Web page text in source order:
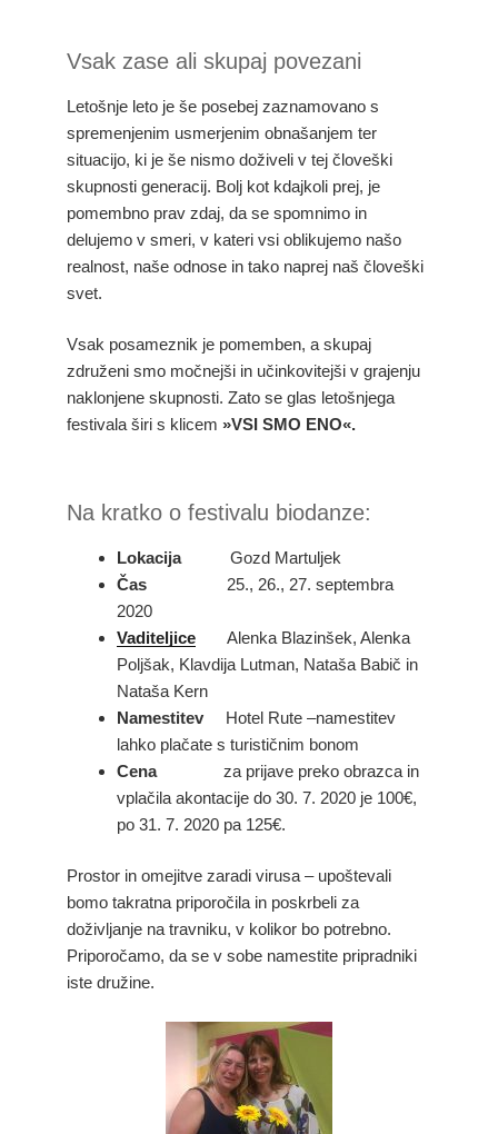
Vsak zase ali skupaj povezani
Letošnje leto je še posebej zaznamovano s
spremenjenim usmerjenim obnašanjem ter
situacijo, ki je še nismo doživeli v tej človeški
skupnosti generacij. Bolj kot kdajkoli prej, je
pomembno prav zdaj, da se spomnimo in
delujemo v smeri, v kateri vsi oblikujemo našo
realnost, naše odnose in tako naprej naš človeški
svet.
Vsak posameznik je pomemben, a skupaj
združeni smo močnejši in učinkovitejši v grajenju
naklonjene skupnosti. Zato se glas letošnjega
festivala širi s klicem »VSI SMO ENO«.
Na kratko o festivalu biodanze:
Lokacija Gozd Martuljek
Čas 25., 26., 27. septembra
2020
Vaditeljice
Alenka Blazinšek, Alenka
Poljšak, Klavdija Lutman, Nataša Babič in
Nataša Kern
Namestitev Hotel Rute –namestitev
lahko plačate s turističnim bonom
Cena za prijave preko obrazca in
vplačila akontacije do 30. 7. 2020 je 100€,
po 31. 7. 2020 pa 125€.
Prostor in omejitve zaradi virusa – upoštevali
bomo takratna priporočila in poskrbeli za
doživljanje na travniku, v kolikor bo potrebno.
Priporočamo, da se v sobe namestite pripradniki
iste družine.